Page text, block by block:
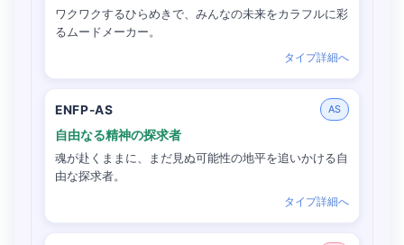
ワクワクするひらめきで、みんなの未来をカラフルに彩
るムードメーカー。
タイプ詳細へ
ENFP-AS AS
自由なる精神の探求者
魂が赴くままに、まだ見ぬ可能性の地平を追いかける自
由な探求者。
タイプ詳細へ